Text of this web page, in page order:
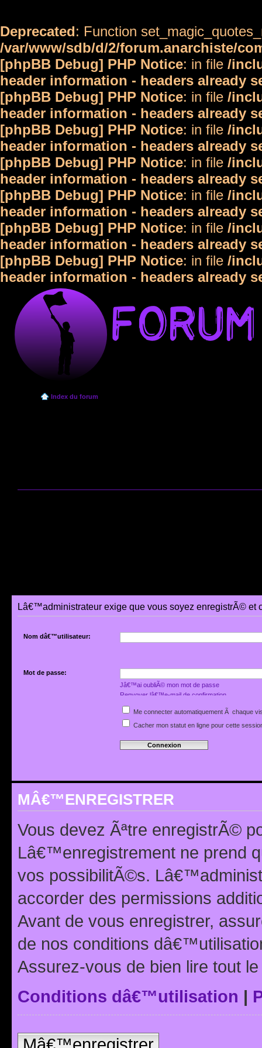
Deprecated: Function
/var/www/sdb/d/2/forum.anarchiste/
[phpBB Debug] PHP Notice: in file /
header information - headers already
[phpBB Debug] PHP Notice: in file /
header information - headers already
[phpBB Debug] PHP Notice: in file /
header information - headers already
[phpBB Debug] PHP Notice: in file /
header information - headers already
[phpBB Debug] PHP Notice: in file /
header information - headers already
[phpBB Debug] PHP Notice: in file /
header information - headers already
[phpBB Debug] PHP Notice: in file /
header information - headers already
Index du forum
Lâ€™administrateur exige que vous soyez enregistrÃ©
Nom dâ€™utilisateur:
Mot de passe:
Jâ€™ai oubliÃ© mon mot de passe
Renvoyer lâ€™e-mail de confirmation
Me connecter automatiquement Ã chaque
Cacher mon statut en ligne pour cette
MÂ€™ENREGISTRER
Vous devez Ãªtre enregistrÃ©
Lâ€™enregistrement ne prend
vos possibilitÃ©s.
accorder des permissions
Avant de vous enregistrer,
de nos conditions
Assurez-vous de bien lire tout
Conditions dâ€™utilisation |
Mâ€™enregistrer